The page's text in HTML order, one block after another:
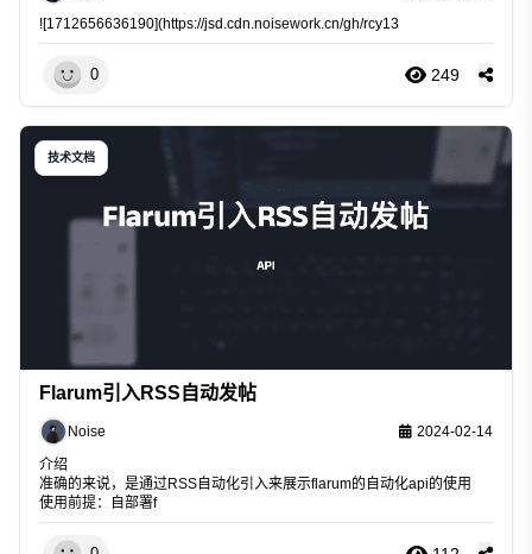
![1712656636190](https://jsd.cdn.noisework.cn/gh/rcy13
0 249
技术文档
Flarum引入RSS自动发帖
Noise
2024-02-14
介绍
准确的来说，是通过RSS自动化引入来展示flarum的自动化api的使用
使用前提：自部署f